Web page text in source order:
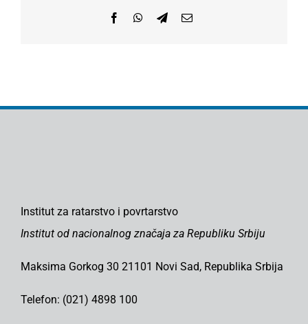
FacebookWhatsApp
TelegramEmail
Institut za ratarstvo i povrtarstvo
Institut od nacionalnog značaja za Republiku Srbiju
Maksima Gorkog 30 21101 Novi Sad, Republika Srbija
Telefon: (021) 4898 100